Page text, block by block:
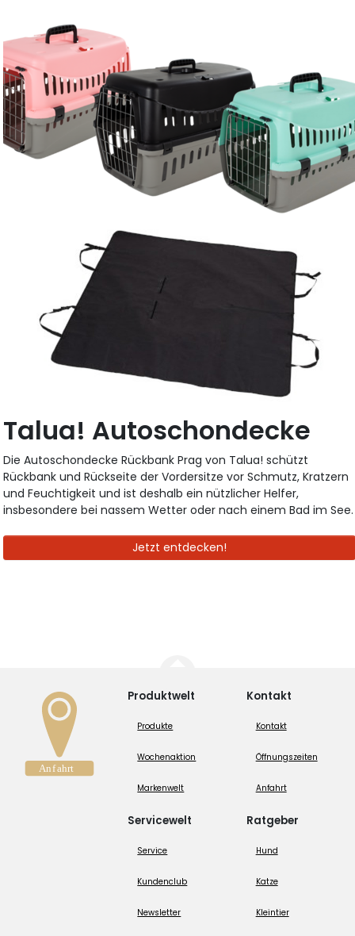
Talua! Autoschondecke
Die Autoschondecke Rückbank Prag von Talua! schützt
Rückbank und Rückseite der Vordersitze vor Schmutz, Kratzern
und Feuchtigkeit und ist deshalb ein nützlicher Helfer,
insbesondere bei nassem Wetter oder nach einem Bad im See.
Jetzt entdecken!
Produktwelt
Produkte
Wochenaktion
Markenwelt
Servicewelt
Service
Kundenclub
Newsletter
Kontakt
Kontakt
Öffnungszeiten
Anfahrt
Ratgeber
Hund
Katze
Kleintier